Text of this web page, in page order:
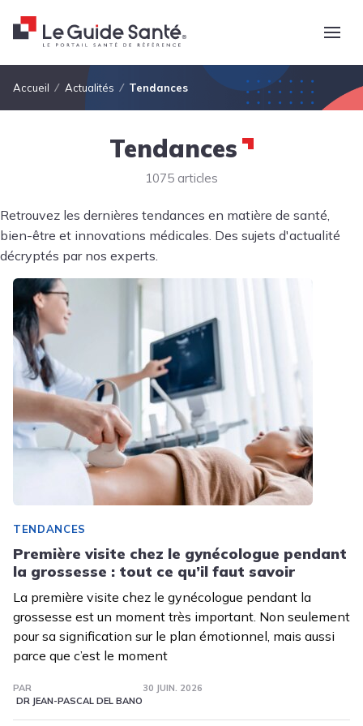
Fil d'Ariane
Accueil Actualités Tendances
Tendances
1075 articles
Retrouvez les dernières tendances en matière de santé,
bien-être et innovations médicales. Des sujets d'actualité
décryptés par nos experts.
TENDANCES
Première visite chez le gynécologue pendant
la grossesse : tout ce qu’il faut savoir
La première visite chez le gynécologue pendant la
grossesse est un moment très important. Non seulement
pour sa signification sur le plan émotionnel, mais aussi
parce que c’est le moment
PAR
DR JEAN-PASCAL DEL BANO
30 JUIN. 2026